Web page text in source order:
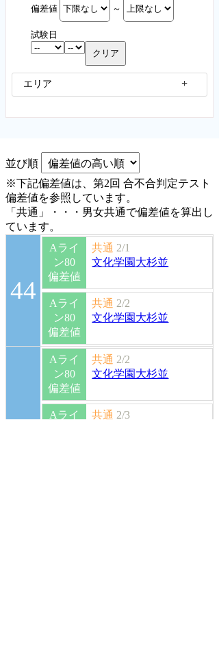
偏差値 ～
試験日
エリア
並び順
※下記偏差値は、第2回 合不合判定テスト
偏差値を参照しています。
「共通」・・・男女共通で偏差値を算出し
ています。
44
Aライ
ン80
偏差値
共通 2/1
文化学園大杉並
Aライ
ン80
偏差値
共通 2/2
文化学園大杉並
Aライ
ン80
偏差値
共通 2/2
文化学園大杉並
Aライ
共通 2/3